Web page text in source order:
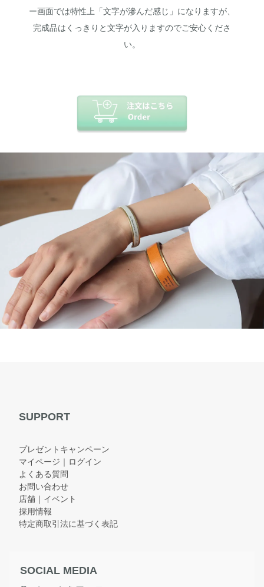
ー画面では特性上「文字が滲んだ感じ」になりますが、
完成品はくっきりと文字が入りますのでご安心くださ
い。
SUPPORT
プレゼントキャンペーン
マイページ｜ログイン
よくある質問
お問い合わせ
店舗｜イベント
採用情報
特定商取引法に基づく表記
SOCIAL MEDIA